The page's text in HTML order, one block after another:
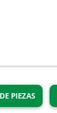
PIEZAS